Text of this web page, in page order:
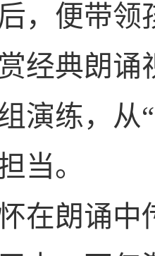
，便带领
经典朗诵
演练，从
当。
在朗诵中